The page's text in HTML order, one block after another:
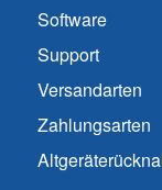
Software
Support
Versandarten
Zahlungsarten